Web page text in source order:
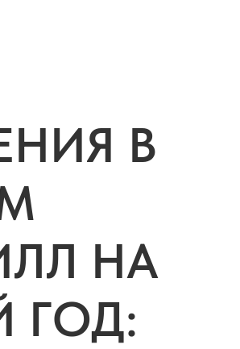
В
НА
ГОД: